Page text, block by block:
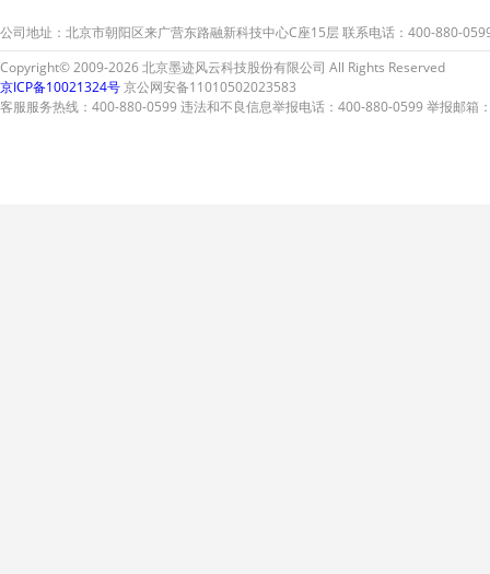
公司地址：北京市朝阳区来广营东路融新科技中心C座15层 联系电话：400-880-
Copyright© 2009-2026 北京墨迹风云科技股份有限公司 All Rights Reserved
京ICP备10021324号京公网安备11010502023583
客服服务热线：400-880-0599 违法和不良信息举报电话：400-880-0599 举报邮箱